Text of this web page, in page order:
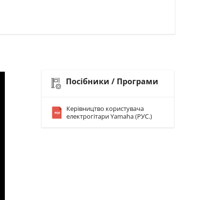
Посібники / Програми
Керівництво користувача
електрогітари Yamaha (РУС.)